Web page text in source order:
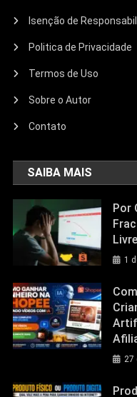
Isenção de
Politica de Privacidade
Termos de Uso
Sobre o Autor
Contato
SAIBA MAIS
Por
1
27